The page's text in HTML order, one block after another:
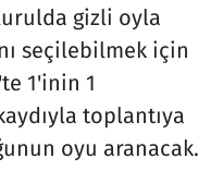
gizli oyla
seçilebilmek için
1'inin 1
toplantıya
oyu aranacak.